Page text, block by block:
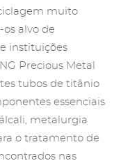
muito
os alvo de
instituições
Precious Metal
tubos de titânio
essenciais
metalurgia
o tratamento de
nas